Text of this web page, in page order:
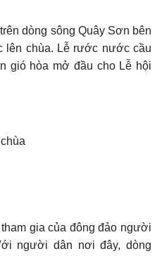
dòng sông Quây Sơn bên
lên chùa. Lễ rước nước cầu
gió hòa mở đầu cho Lễ hội
gia của đông đảo người
người dân nơi đây, dòng